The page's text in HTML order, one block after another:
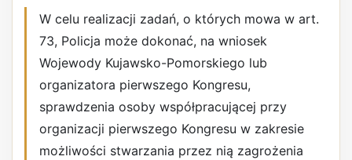
W celu realizacji zadań, o których mowa w art.
73, Policja może dokonać, na wniosek
Wojewody Kujawsko-Pomorskiego lub
organizatora pierwszego Kongresu,
sprawdzenia osoby współpracującej przy
organizacji pierwszego Kongresu w zakresie
możliwości stwarzania przez nią zagrożenia